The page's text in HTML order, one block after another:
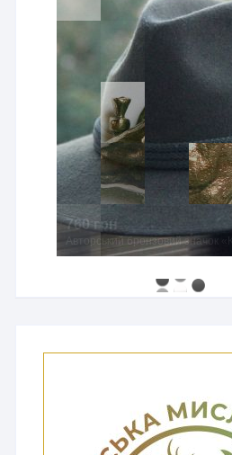
760 грн
Авторський бронзовий значок